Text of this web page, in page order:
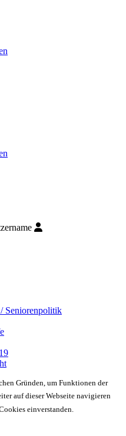
Seniorenpolitik
Gründen, um Funktionen der
auf dieser Webseite navigieren
einverstanden.